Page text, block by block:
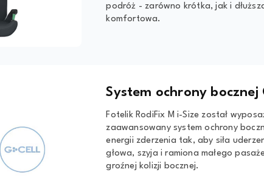
podróż - zarówno krótka, jak i
komfortowa.
System ochrony bocznej
Fotelik RodiFix M i-Size został
zaawansowany system ochrony
energii zderzenia tak, aby siła
głowa, szyja i ramiona małego
groźnej kolizji bocznej.